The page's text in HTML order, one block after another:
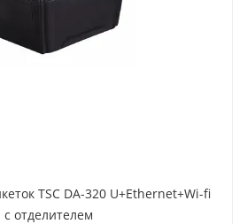
TSC DA-320 U+Ethernet+Wi-fi
с отделителем